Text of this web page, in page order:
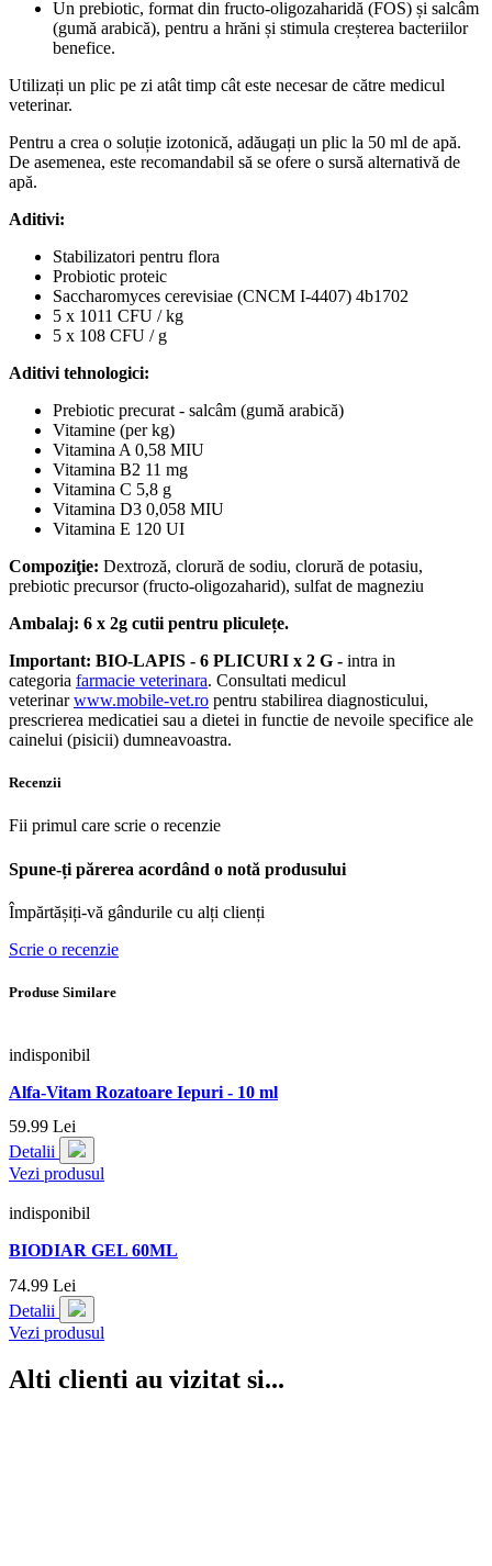
Un prebiotic, format din fructo-oligozaharidă (FOS) și salcâm
(gumă arabică), pentru a hrăni și stimula creșterea bacteriilor
benefice.
Utilizați un plic pe zi atât timp cât este necesar de către medicul
veterinar.
Pentru a crea o soluție izotonică, adăugați un plic la 50 ml de apă.
De asemenea, este recomandabil să se ofere o sursă alternativă de
apă.
Aditivi:
Stabilizatori pentru flora
Probiotic proteic
Saccharomyces cerevisiae (CNCM I-4407) 4b1702
5 x 1011 CFU / kg
5 x 108 CFU / g
Aditivi tehnologici:
Prebiotic precurat - salcâm (gumă arabică)
Vitamine (per kg)
Vitamina A 0,58 MIU
Vitamina B2 11 mg
Vitamina C 5,8 g
Vitamina D3 0,058 MIU
Vitamina E 120 UI
Compoziţie: Dextroză, clorură de sodiu, clorură de potasiu,
prebiotic precursor (fructo-oligozaharid), sulfat de magneziu
Ambalaj: 6 x 2g cutii pentru pliculețe.
Important: BIO-LAPIS - 6 PLICURI x 2 G - intra in
categoria farmacie veterinara. Consultati medicul
veterinarwww.mobile-vet.ro pentru stabilirea diagnosticului,
prescrierea medicatiei sau a dietei in functie de nevoile specifice ale
cainelui (pisicii) dumneavoastra.
Recenzii
Fii primul care scrie o recenzie
Spune-ți părerea acordând o notă produsului
Împărtășiți-vă gândurile cu alți clienți
Scrie o recenzie
Produse Similare
indisponibil
Alfa-Vitam Rozatoare Iepuri - 10 ml
59.99 Lei
Detalii
Vezi produsul
indisponibil
BIODIAR GEL 60ML
74.99 Lei
Detalii
Vezi produsul
Alti clienti au vizitat si...